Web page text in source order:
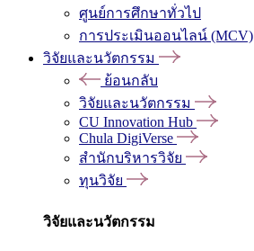
ศูนย์การศึกษาทั่วไป
การประเมินออนไลน์ (MCV)
วิจัยและนวัตกรรม
ย้อนกลับ
วิจัยและนวัตกรรม
CU Innovation Hub
Chula DigiVerse
สำนักบริหารวิจัย
ทุนวิจัย
วิจัยและนวัตกรรม